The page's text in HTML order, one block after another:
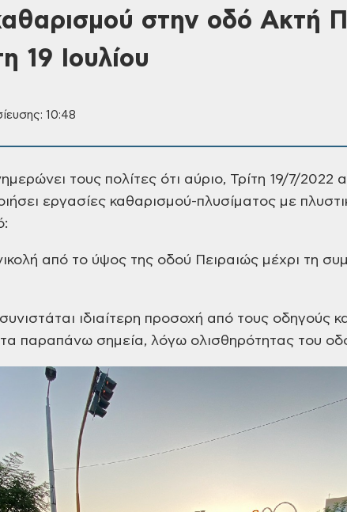
στην οδό Ακτή
19 Ιουλίου
10:48
τους πολίτες ότι αύριο, Τρίτη 19/7/2022
εργασίες καθαρισμού-πλυσίματος με
από το ύψος της οδού Πειραιώς μέχρι τη
ιδιαίτερη προσοχή από τους οδηγούς
παραπάνω σημεία, λόγω ολισθηρότητας του